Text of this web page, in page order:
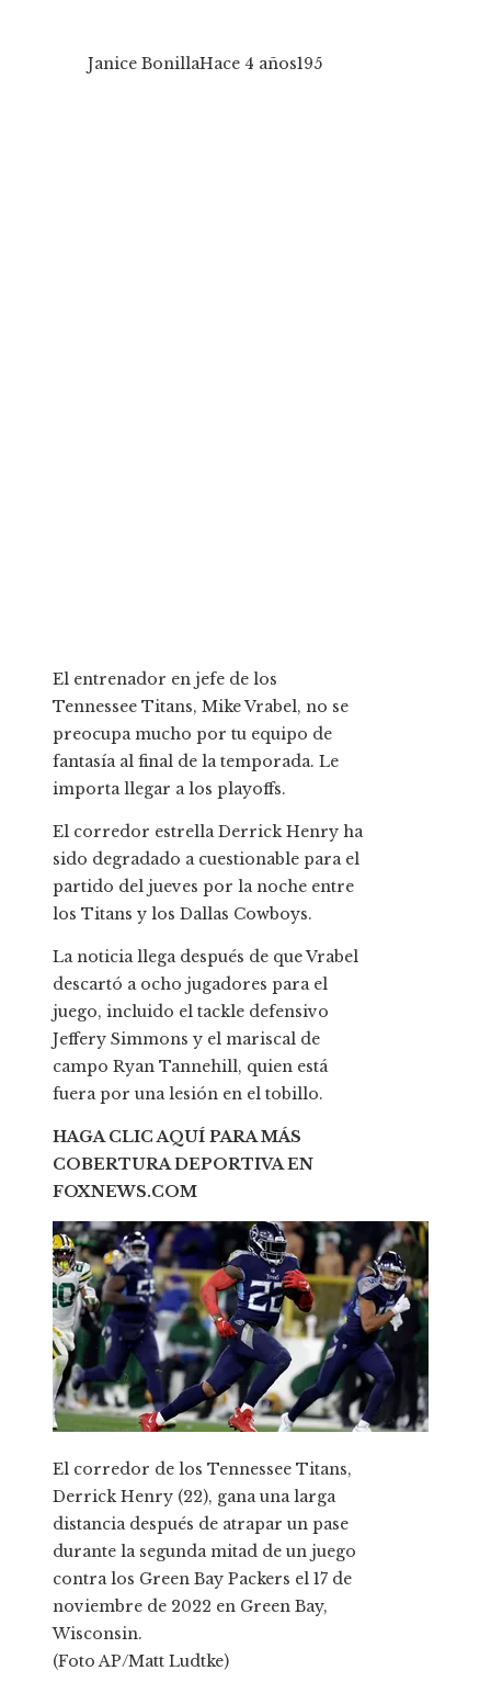
Janice BonillaHace 4 años195
El entrenador en jefe de los
Tennessee Titans, Mike Vrabel, no se
preocupa mucho por tu equipo de
fantasía al final de la temporada. Le
importa llegar a los playoffs.
El corredor estrella Derrick Henry ha
sido degradado a cuestionable para el
partido del jueves por la noche entre
los Titans y los Dallas Cowboys.
La noticia llega después de que Vrabel
descartó a ocho jugadores para el
juego, incluido el tackle defensivo
Jeffery Simmons y el mariscal de
campo Ryan Tannehill, quien está
fuera por una lesión en el tobillo.
HAGA CLIC AQUÍ PARA MÁS
COBERTURA DEPORTIVA EN
FOXNEWS.COM
El corredor de los Tennessee Titans,
Derrick Henry (22), gana una larga
distancia después de atrapar un pase
durante la segunda mitad de un juego
contra los Green Bay Packers el 17 de
noviembre de 2022 en Green Bay,
Wisconsin.
(Foto AP/Matt Ludtke)